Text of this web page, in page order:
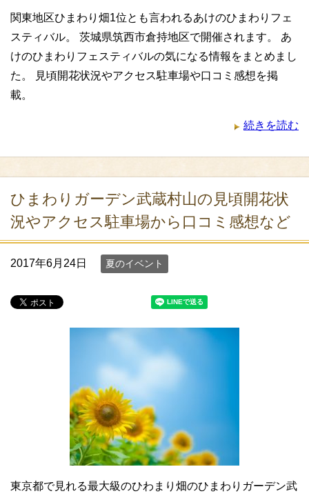
関東地区ひまわり畑1位とも言われるあけのひまわりフェ
スティバル。 茨城県筑西市倉持地区で開催されます。 あ
けのひまわりフェスティバルの気になる情報をまとめまし
た。 見頃開花状況やアクセス駐車場や口コミ感想を掲
載。
続きを読む
ひまわりガーデン武蔵村山の見頃開花状
況やアクセス駐車場から口コミ感想など
2017年6月24日 夏のイベント
東京都で見れる最大級のひわまり畑のひまわりガーデン武